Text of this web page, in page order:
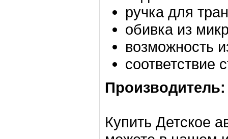
ручка для
обивка из
возможность
соответствие
Производитель:
Купить Детское